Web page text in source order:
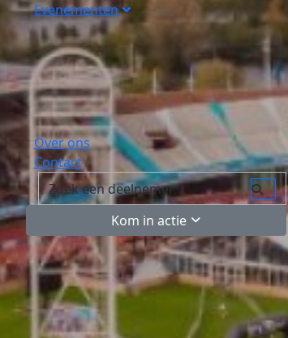
Evenementen
Over ons
Contact
Kom in actie